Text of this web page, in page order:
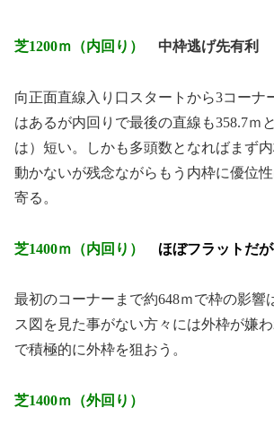
芝1200ｍ（内回り） 中枠逃げ先有利
向正面直線入り口スタートから3コーナ
はあるが内回りで最後の直線も358.7ｍ
は）短い。しかも多頭数となればまず
動かないが残念ながらもう内枠に優位
寄る。
芝1400ｍ（内回り） ほぼフラットだ
最初のコーナーまで約648ｍで枠の影響
ス図を見た事がない方々には外枠が嫌
で積極的に外枠を狙おう。
芝1400ｍ（外回り）